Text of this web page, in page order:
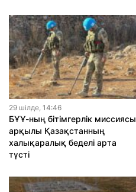
29 шiлде, 14:46
БҰҰ-ның бітімгерлік миссиясы
арқылы Қазақстанның
халықаралық беделі арта
түсті